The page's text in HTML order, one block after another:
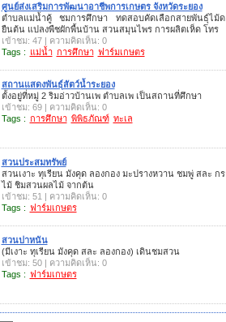
ศูนย์ส่งเสริมการพัฒนาอาชีพการเกษตร จังหวัดระยอง
ตำบลแม่น้ำคู้ ชมการศึกษา ทดสอบคัดเลือกสายพันธุ์ไม้
ยืนต้น แปลงพืชผักพื้นบ้าน สวนสมุนไพร การผลิตเห็ด โทร
เข้าชม: 47 | ความคิดเห็น: 0
Tags : แม่น้ำ การศึกษา ฟาร์มเกษตร
สถานแสดงพันธุ์สัตว์น้ำระยอง
ตั้งอยู่ที่หมู่ 2 ริมอ่าวบ้านเพ ตำบลเพ เป็นสถานที่ศึกษา
เข้าชม: 69 | ความคิดเห็น: 0
Tags : การศึกษา พิพิธภัณฑ์ ทะเล
สวนประสมทรัพย์
สวนเงาะ ทุเรียน มังคุด ลองกอง มะปรางหวาน ชมพู่ สละ
ไม้ ชิมสวนผลไม้ จากต้น
เข้าชม: 51 | ความคิดเห็น: 0
Tags : ฟาร์มเกษตร
สวนปาหนัน
(มีเงาะ ทุเรียน มังคุด สละ ลองกอง) เดินชมสวน
เข้าชม: 50 | ความคิดเห็น: 0
Tags : ฟาร์มเกษตร